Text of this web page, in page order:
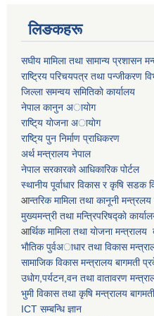
लिङकहरू
स‌घीय मामिला तथा सामान्य प्रशासन
राष्ट्रिय परिचयपत्र तथा पन्जीकरण
जिल्ला समन्वय समितिकाे कार्यालय
नेपाल कानुन अायाेग
राष्टि्य याेजना अायाेग
राष्टि्य पुन निर्माण प्राधिकरण
अर्थ मन्त्रालय नेपाल
नेपाल सरकारको आधिकारिक पोर्टल
स्थानीय पूर्वाधार विकास र कृषि सडक
आन्तरिक मामिला तथा कानूनी
मुख्यमन्त्री तथा मन्त्रिपरिषद्काे
आर्थिक मामिला तथा याेजना मन्त्रालय
भाैतिक पुर्वअाधार तथा विकास
सामाजिक विकास मन्त्रालय बागमती
उधाेग,पर्यटन,वन तथा वातावरण
भुमी विकास तथा कृषि मन्त्रालय
ICT सम्बन्धि ज्ञान